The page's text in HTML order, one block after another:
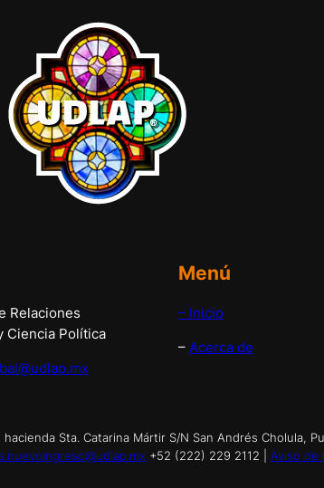
Relaciones
Ciencia Política
Menú
– Inicio
– Acerca de
Sta. Catarina Mártir S/N San Andrés Cholula,
+52 (222) 229 2112 | Aviso de